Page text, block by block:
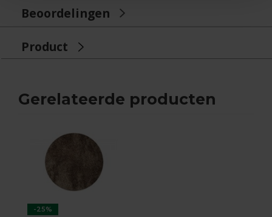
Beoordelingen
Product
Gerelateerde producten
-25%